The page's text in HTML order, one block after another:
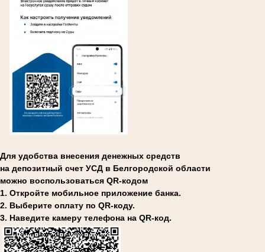
Для удобства внесения денежных средств
на депозитный счет УСД в Белгородской области
можно воспользоваться QR-кодом
1. Откройте мобильное приложение банка.
2. Выберите оплату по QR-коду.
3. Наведите камеру телефона на QR-код.